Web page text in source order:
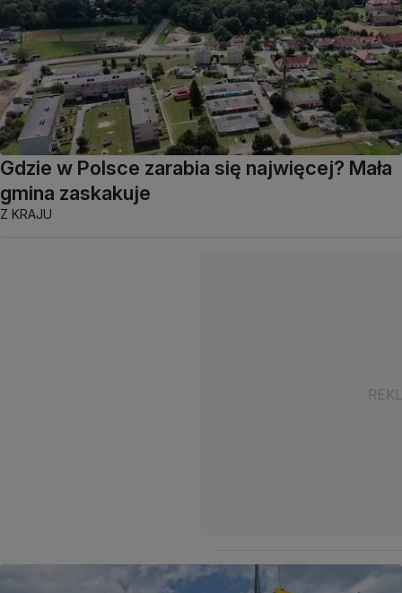
Gdzie w Polsce zarabia się najwięcej? Mała
gmina zaskakuje
Z KRAJU